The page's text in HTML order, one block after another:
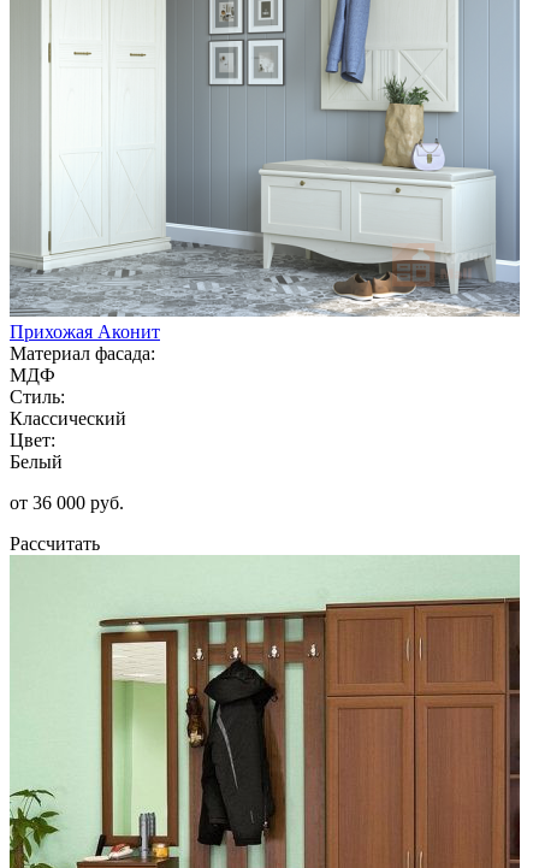
Прихожая Аконит
Материал фасада:
МДФ
Стиль:
Классический
Цвет:
Белый
от 36 000 руб.
Рассчитать